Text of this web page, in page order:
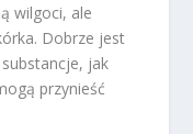
wilgoci, ale
Dobrze jest
jak
przynieść